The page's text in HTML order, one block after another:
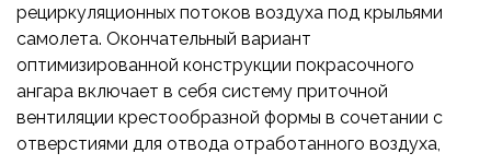
рециркуляционных потоков воздуха под крыльями
самолета. Окончательный вариант
оптимизированной конструкции покрасочного
ангара включает в себя систему приточной
вентиляции крестообразной формы в сочетании с
отверстиями для отвода отработанного воздуха,